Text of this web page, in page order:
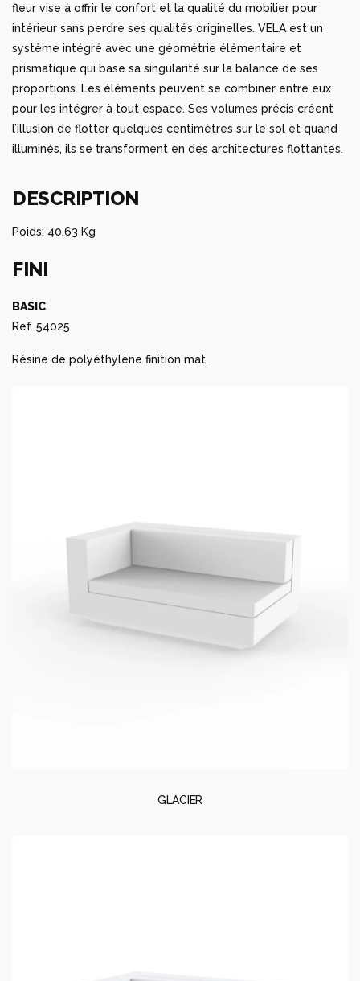
fleur vise à offrir le confort et la qualité du mobilier pour
intérieur sans perdre ses qualités originelles. VELA est un
système intégré avec une géométrie élémentaire et
prismatique qui base sa singularité sur la balance de ses
proportions. Les éléments peuvent se combiner entre eux
pour les intégrer à tout espace. Ses volumes précis créent
l’illusion de flotter quelques centimètres sur le sol et quand
illuminés, ils se transforment en des architectures flottantes.
DESCRIPTION
Poids: 40.63 Kg
FINI
BASIC
Ref. 54025
Résine de polyéthylène finition mat.
GLACIER